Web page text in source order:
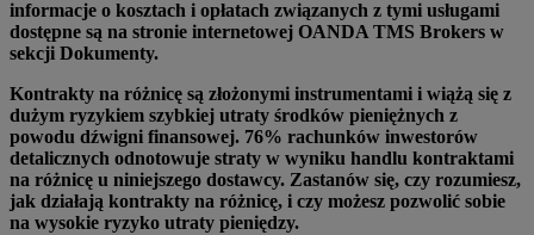
informacje o kosztach i opłatach związanych z tymi usługami
dostępne są na stronie internetowej OANDA TMS Brokers w
sekcji Dokumenty.
Kontrakty na różnicę są złożonymi instrumentami i wiążą się z
dużym ryzykiem szybkiej utraty środków pieniężnych z
powodu dźwigni finansowej. 76% rachunków inwestorów
detalicznych odnotowuje straty w wyniku handlu kontraktami
na różnicę u niniejszego dostawcy. Zastanów się, czy rozumiesz,
jak działają kontrakty na różnicę, i czy możesz pozwolić sobie
na wysokie ryzyko utraty pieniędzy.